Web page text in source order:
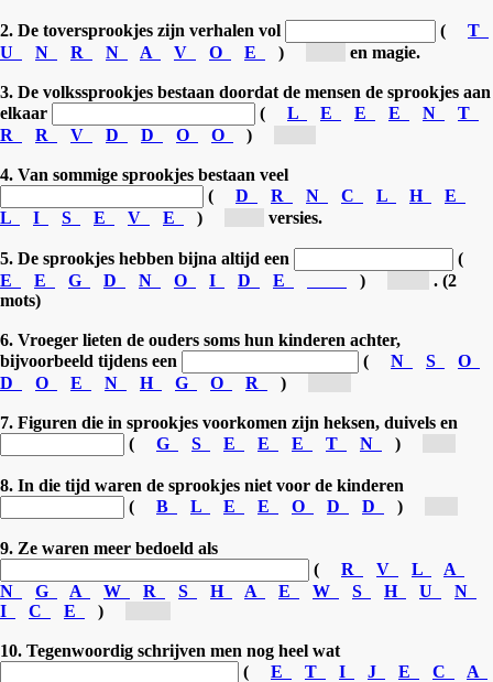
2. De toversprookjes zijn verhalen vol (
T
U
N R N A V O E ) en magie.
3. De volkssprookjes bestaan doordat de mensen de sprookjes aan
elkaar
( L E E E N
T
R
R V D D O O )
4. Van sommige sprookjes bestaan veel
(
D R N C L H
E
L
I S E V E ) versies.
5. De sprookjes hebben bijna altijd een
(
E
E G D N O I D E )
. (2
mots)
6. Vroeger lieten de ouders soms hun kinderen achter,
bijvoorbeeld tijdens een
( N S
O
D
O E N H G O R )
7. Figuren die in sprookjes voorkomen zijn heksen, duivels en
(
G S E E E T N )
8. In die tijd waren de sprookjes niet voor de kinderen
(
B L E E O D D )
9. Ze waren meer bedoeld als
(
R V L
A
N
G A W R S H A E W S H U
N
I
C E )
10. Tegenwoordig schrijven men nog heel wat
(
E T I J E C
A